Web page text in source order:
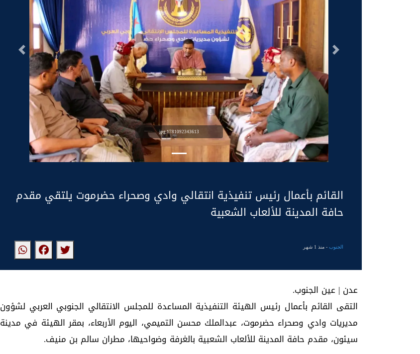
1781092343613.jpg
التالى السابق
القائم بأعمال رئيس تنفيذية انتقالي وادي وصحراء حضرموت يلتقي مقدم
حافة المدينة للألعاب الشعبية
الجنوب- منذ 1 شهر
عدن | عين الجنوب.
التقى القائم بأعمال رئيس الهيئة التنفيذية المساعدة للمجلس الانتقالي الجنوبي العربي لشؤون
مديريات وادي وصحراء حضرموت، عبدالملك محسن التميمي، اليوم الأربعاء، بمقر الهيئة في مدينة
سيئون، مقدم حافة المدينة للألعاب الشعبية بالغرفة وضواحيها، مطران سالم بن منيف.
بن لسود: الفارق بين حادثتي الخشعة والرويك يعكس تميز
العقيدة القتالية والثبات المعنوي للقوات الجنوبية